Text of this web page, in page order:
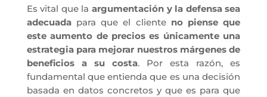
Es vital que la argumentación y la defensa sea
adecuadapara que el cliente no piense que
este aumento de precios es únicamente una
estrategia para mejorar nuestros márgenes de
beneficios a su costa. Por esta razón, es
fundamental que entienda que es una decisión
basada en datos concretos y que es para que